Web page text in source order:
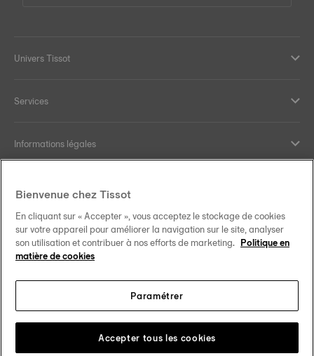
Univers Tissot
Services
Informations légales
Nos engagements
Suivez-nous sur les réseaux sociaux
Changer de pays Tissot Copyrights 2026
Bienvenue chez Tissot
En cliquant sur « Accepter », vous acceptez le stockage de cookies
sur votre appareil pour améliorer la navigation sur le site, analyser
son utilisation et contribuer à nos efforts de marketing. Politique en
matière de cookies
Paramétrer
Accepter tous les cookies